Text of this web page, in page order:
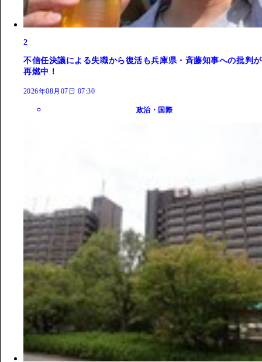
2
不信任決議による失職から復活も兵庫県・斉藤知事への批判が
再燃中！
2026年08月07日 07:30
政治・国際